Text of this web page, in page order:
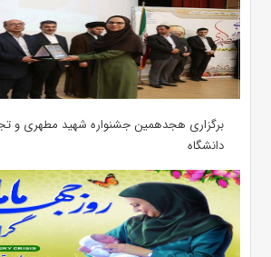
برگزاری هجدهمین جشنواره شهید مطهری و
دانشگاه